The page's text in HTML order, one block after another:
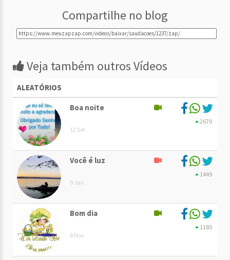
Compartilhe no blog
Veja também outros Vídeos
ALEATÓRIOS
Boa noite
12 Set
2670
Você é luz
9 Jan
1449
Bom dia
8 Nov
1180